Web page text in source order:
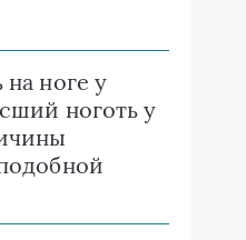
ноге у
ноготь у